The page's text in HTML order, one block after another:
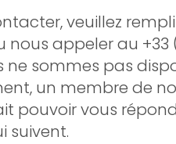
veuillez
appeler au +33
ne sommes pas
un membre de
pouvoir vous
suivent.